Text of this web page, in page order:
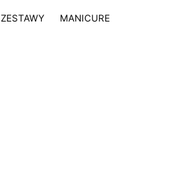
ZESTAWY MANICURE